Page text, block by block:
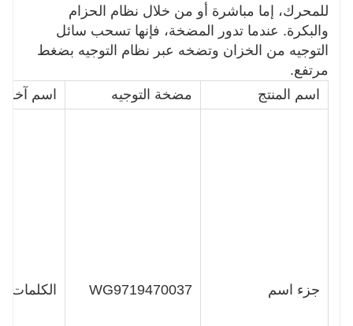
للمحرك، إما مباشرة أو من خلال نظام الحزام
والبكرة. عندما تدور المضخة، فإنها تسحب سائل
التوجيه من الخزان وتضخه عبر نظام التوجيه بضغط
مرتفع.
اسم المنتج
مضخة التوجيه اسم آخر
جزء اسم WG9719470037 الكلمات